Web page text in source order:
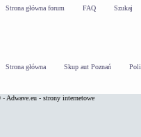
Strona główna forum FAQ Szukaj
Strona główna Skup aut Poznań
- Adwave.eu - strony internetowe